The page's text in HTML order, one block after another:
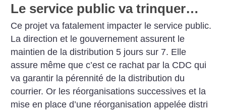
Le service public va trinquer…
Ce projet va fatalement impacter le service public.
La direction et le gouvernement assurent le
maintien de la distribution 5 jours sur 7. Elle
assure même que c’est ce rachat par la CDC qui
va garantir la pérennité de la distribution du
courrier. Or les réorganisations successives et la
mise en place d’une réorganisation appelée distri